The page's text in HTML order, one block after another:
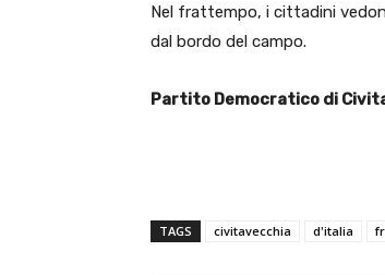
Nel frattempo, i cittadini
dal bordo del campo.
Partito Democratico di
TAGS civitavecchia d'italia